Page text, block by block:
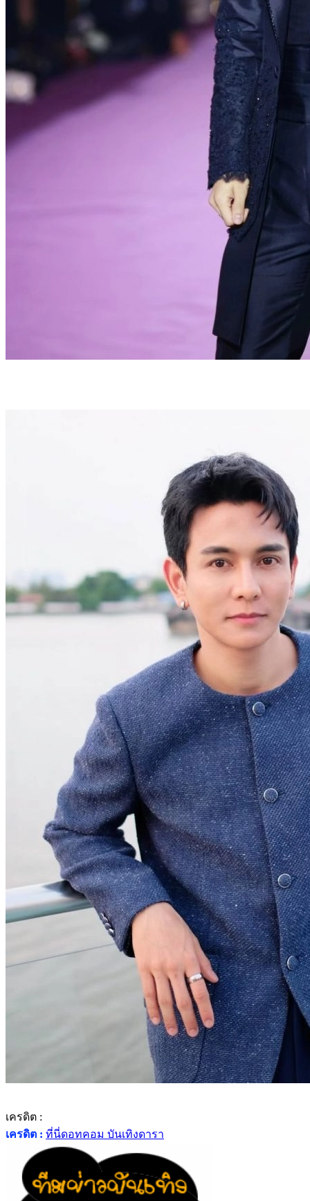
เครดิต :
เครดิต : ที่นี่ดอทคอม บันเทิงดารา